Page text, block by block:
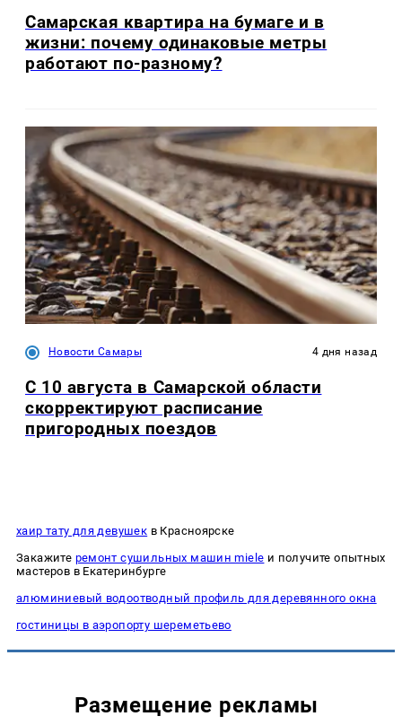
Самарская квартира на бумаге и в
жизни: почему одинаковые метры
работают по-разному?
Новости Самары 4 дня назад
С 10 августа в Самарской области
скорректируют расписание
пригородных поездов
хаир тату для девушек в Красноярске
Закажите ремонт сушильных машин miele и получите опытных
мастеров в Екатеринбурге
алюминиевый водоотводный профиль для деревянного окна
гостиницы в аэропорту шереметьево
Размещение рекламы